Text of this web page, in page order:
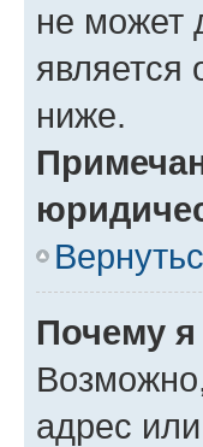
не может
является
ниже.
Почему я
адрес